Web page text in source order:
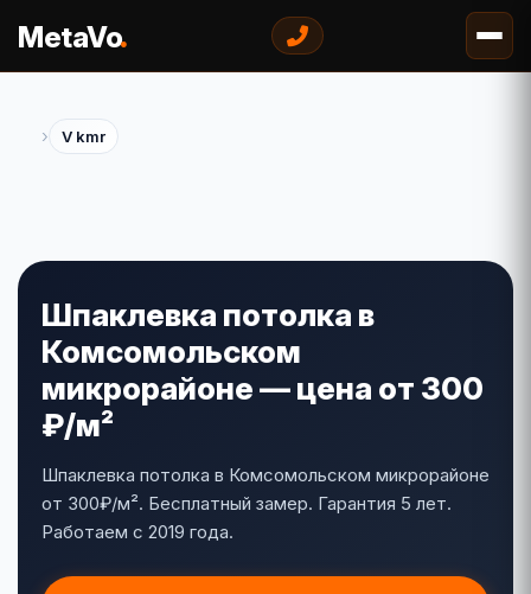
MetaVo.
› V kmr
Шпаклевка потолка в
Комсомольском
микрорайоне — цена от 300
₽/м²
Шпаклевка потолка в Комсомольском микрорайоне
от 300₽/м². Бесплатный замер. Гарантия 5 лет.
Работаем с 2019 года.